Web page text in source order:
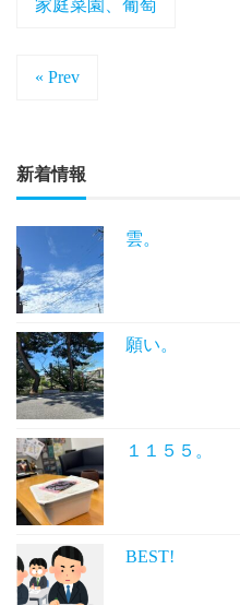
家庭菜園、葡萄
« Prev
新着情報
雲。
願い。
１１５５。
BEST!